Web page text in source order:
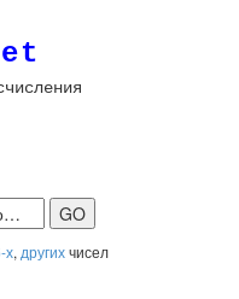
х, другихчисел